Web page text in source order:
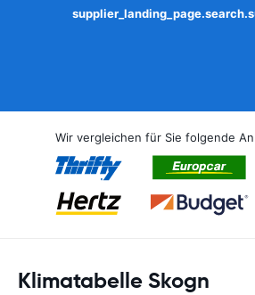
Wir vergleichen für Sie folgende
Klimatabelle Skogn